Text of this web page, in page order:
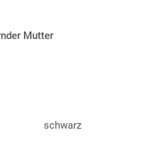
Mutter
schwarz